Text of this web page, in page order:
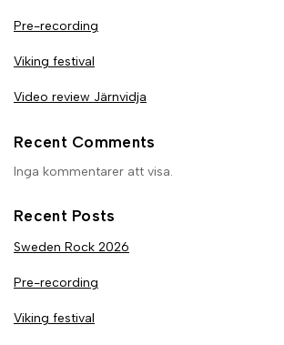
Pre-recording
Viking festival
Video review Järnvidja
Recent Comments
Inga kommentarer att visa.
Recent Posts
Sweden Rock 2026
Pre-recording
Viking festival